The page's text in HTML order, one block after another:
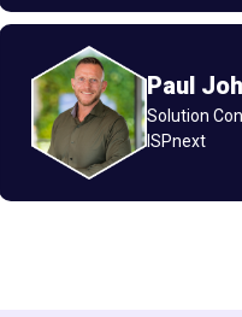
Paul
Solution
ISPnext